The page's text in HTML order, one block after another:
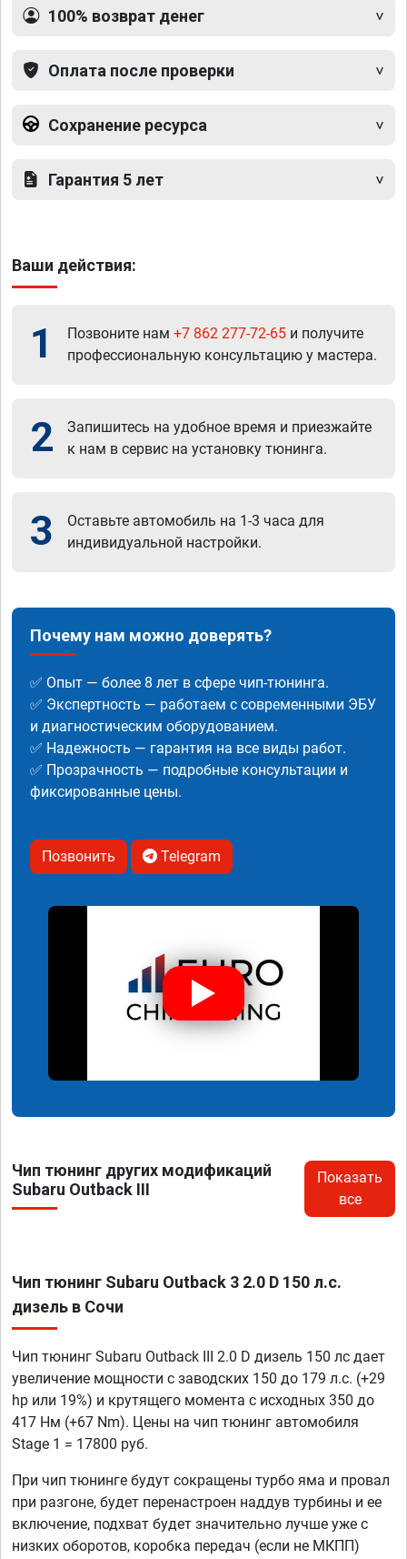
100% возврат денег
Оплата после проверки
Сохранение ресурса
Гарантия 5 лет
Ваши действия:
1 Позвоните нам +7 862 277-72-65 и получите
профессиональную консультацию у мастера.
2
Запишитесь на удобное время и приезжайте
к нам в сервис на установку тюнинга.
3
Оставьте автомобиль на 1-3 часа для
индивидуальной настройки.
Почему нам можно доверять?
✅ Опыт — более 8 лет в сфере чип-тюнинга.
✅ Экспертность — работаем с современными ЭБУ
и диагностическим оборудованием.
✅ Надежность — гарантия на все виды работ.
✅ Прозрачность — подробные консультации и
фиксированные цены.
Позвонить Telegram
Чип тюнинг других модификаций
Subaru Outback III
Показать
все
Чип тюнинг Subaru Outback 3 2.0 D 150 л.с.
дизель в Сочи
Чип тюнинг Subaru Outback III 2.0 D дизель 150 лс дает
увеличение мощности с заводских 150 до 179 л.с. (+29
hp или 19%) и крутящего момента с исходных 350 до
417 Нм (+67 Nm). Цены на чип тюнинг автомобиля
Stage 1 = 17800 руб.
При чип тюнинге будут сокращены турбо яма и провал
при разгоне, будет перенастроен наддув турбины и ее
включение, подхват будет значительно лучше уже с
низких оборотов, коробка передач (если не МКПП)